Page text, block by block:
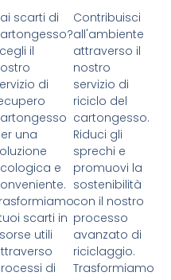
scarti di
il
di
una
e
scarti in
utili
di
Contribuisci
all'ambiente
attraverso il
nostro
servizio di
riciclo del
cartongesso.
Riduci gli
sprechi e
promuovi la
sostenibilità
con il nostro
processo
avanzato di
riciclaggio.
Trasformiamo